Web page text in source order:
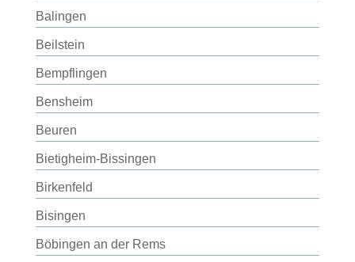
Balingen
Beilstein
Bempflingen
Bensheim
Beuren
Bietigheim-Bissingen
Birkenfeld
Bisingen
Böbingen an der Rems